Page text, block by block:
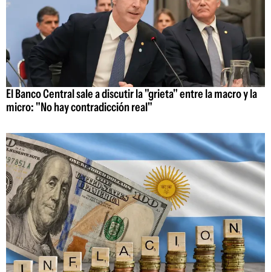
El Banco Central sale a discutir la "grieta" entre la macro y la
micro: "No hay contradicción real"